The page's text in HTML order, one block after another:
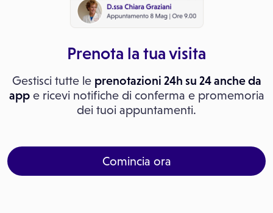
Prenota la tua visita
Gestisci tutte le prenotazioni 24h su 24 anche da
appe ricevi notifiche di conferma e promemoria
dei tuoi appuntamenti.
Comincia ora